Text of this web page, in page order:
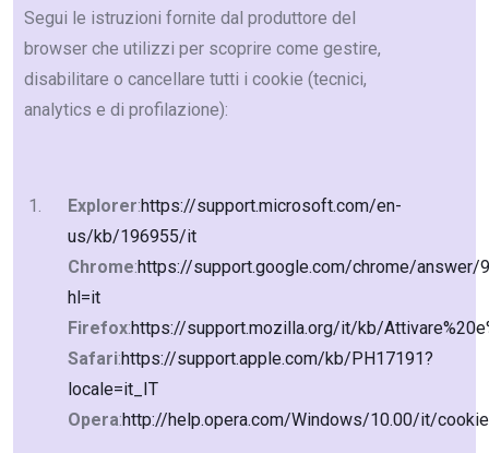
Segui le istruzioni fornite dal produttore del
browser che utilizzi per scoprire come gestire,
disabilitare o cancellare tutti i cookie (tecnici,
analytics e di profilazione):
Explorer:https://support.microsoft.com/en-
us/kb/196955/it
Chrome:https://support.google.com/chrome/answer/
hl=it
Firefox:https://support.mozilla.org/it/kb/
Safari:https://support.apple.com/kb/PH17191?
locale=it_IT
Opera:http://help.opera.com/Windows/10.00/it/